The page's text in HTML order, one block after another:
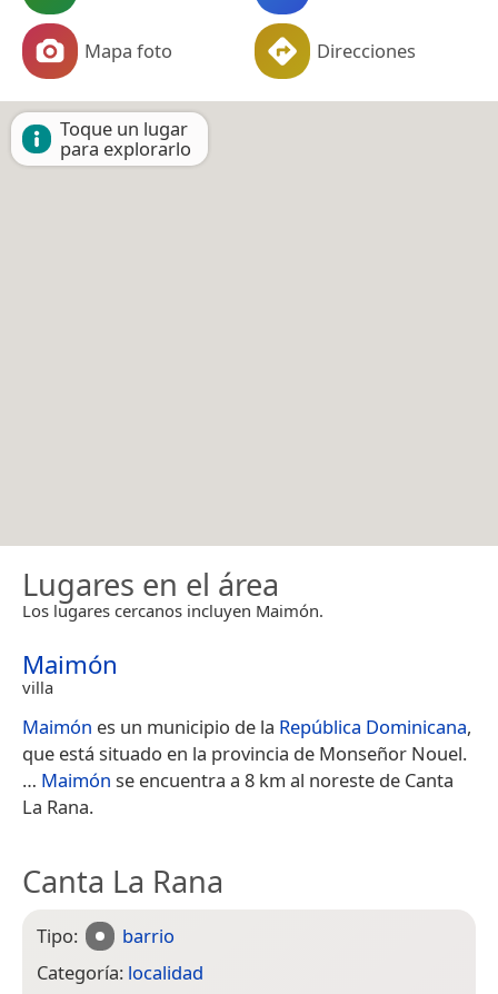
Mapa foto Direcciones
Toque un lugar
para explorarlo
Lugares en el área
Los lugares cercanos incluyen Maimón.
Maimón
villa
Maimón es un municipio de la República Dominicana,
que está situado en la provincia de Monseñor Nouel.​
… Maimón se encuentra a 8 km al noreste de Canta
La Rana.
Canta La Rana
Tipo:
barrio
Categoría: localidad